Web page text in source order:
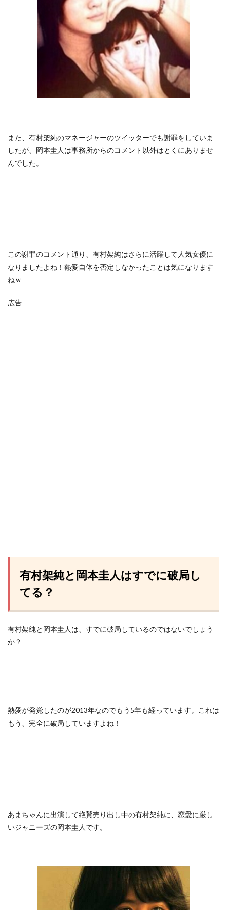
また、有村架純のマネージャーのツイッターでも謝罪をしていま
したが、岡本圭人は事務所からのコメント以外はとくにありませ
んでした。
この謝罪のコメント通り、有村架純はさらに活躍して人気女優に
なりましたよね！熱愛自体を否定しなかったことは気になります
ねｗ
広告
有村架純と岡本圭人はすでに破局し
てる？
有村架純と岡本圭人は、すでに破局しているのではないでしょう
か？
熱愛が発覚したのが2013年なのでもう5年も経っています。これは
もう、完全に破局していますよね！
あまちゃんに出演して絶賛売り出し中の有村架純に、恋愛に厳し
いジャニーズの岡本圭人です。